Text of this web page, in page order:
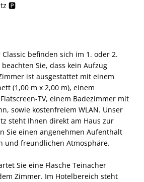
🅿️
befinden sich im 1. oder 2.
Sie, dass kein Aufzug
ist ausgestattet mit einem
(1,00 m x 2,00 m), einem
TV, einem Badezimmer mit
sowie kostenfreiem WLAN. Unser
steht Ihnen direkt am Haus zur
Sie einen angenehmen Aufenthalt
und freundlichen Atmosphäre.
Sie eine Flasche Teinacher
Zimmer. Im Hotelbereich steht